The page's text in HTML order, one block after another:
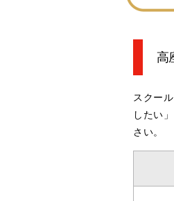
高
スクー
したい
さい。